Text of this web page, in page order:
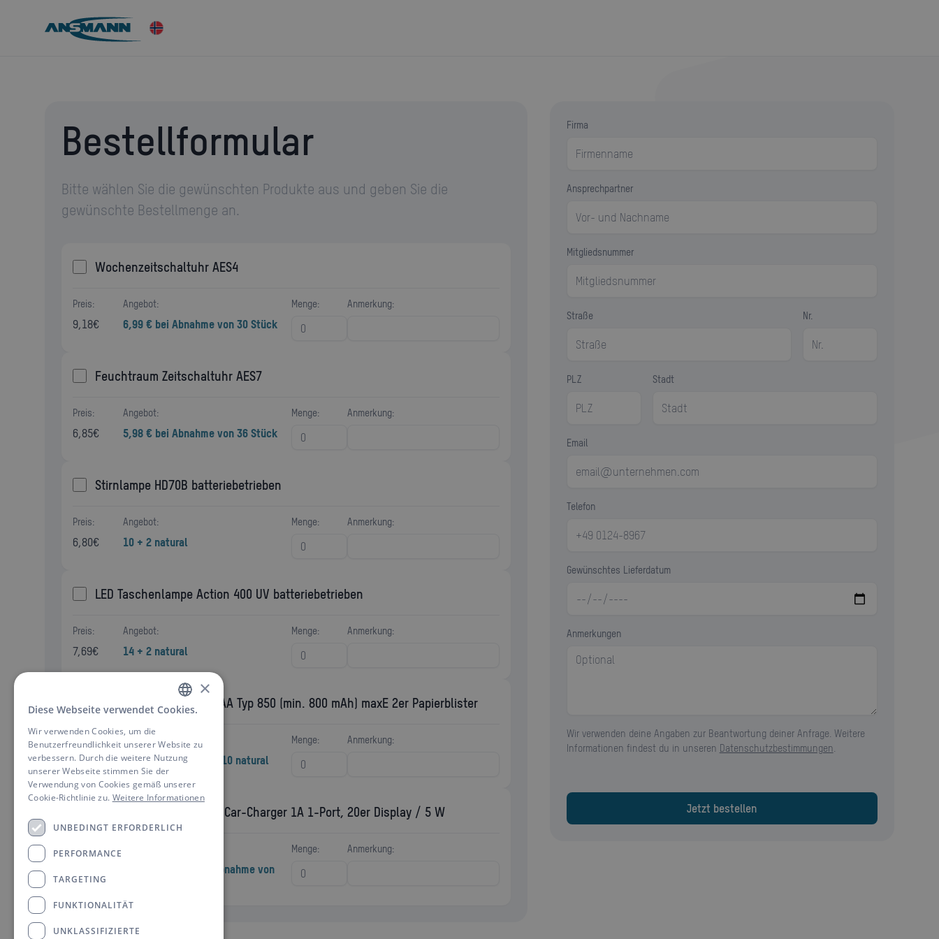
Bestellformular
Bitte wählen Sie die gewünschten Produkte aus und geben Sie die
gewünschte Bestellmenge an.
Wochenzeitschaltuhr AES4
Preis:
9,18€
Angebot:
6,99 € bei Abnahme von 30 Stück
Menge: Anmerkung:
Feuchtraum Zeitschaltuhr AES7
Preis:
6,85€
Angebot:
5,98 € bei Abnahme von 36 Stück
Menge: Anmerkung:
Stirnlampe HD70B batteriebetrieben
Preis:
6,80€
Angebot:
10 + 2 natural
Menge: Anmerkung:
LED Taschenlampe Action 400 UV batteriebetrieben
Preis:
7,69€
Angebot:
14 + 2 natural
Menge: Anmerkung:
Dect NiMH Akku Micro AAA Typ 850 (min. 800 mAh) maxE 2er Papierblister
Preis:
3,96€
Angebot:
20 + 4 natural / 50 + 10 natural
Menge: Anmerkung:
KFZ-USB-Ladegerät USB Car-Charger 1A 1-Port, 20er Display / 5 W
Preis:
1,60 € je Stück bei Abnahme von
Menge: Anmerkung:
Firma
Ansprechpartner
Mitgliedsnummer
Straße Nr.
PLZ Stadt
Email
Telefon
Gewünschtes Lieferdatum
Anmerkungen
Wir verwenden deine Angaben zur Beantwortung deiner Anfrage. Weitere
Informationen findest du in unseren Datenschutzbestimmungen
GERMAN
ENGLISH
×
Diese Webseite verwendet Cookies.
Wir verwenden Cookies, um die
Benutzerfreundlichkeit unserer Website zu
verbessern. Durch die weitere Nutzung
unserer Webseite stimmen Sie der
Verwendung von Cookies gemäß unserer
Cookie-Richtlinie zu. Weitere Informationen
UNBEDINGT ERFORDERLICH
PERFORMANCE
TARGETING
FUNKTIONALITÄT
UNKLASSIFIZIERTE